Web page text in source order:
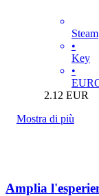
Steam
•
Key
•
2.12 EUR
Mostra di più
Amplia